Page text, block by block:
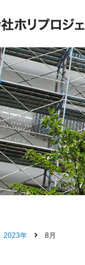
2023年 8月